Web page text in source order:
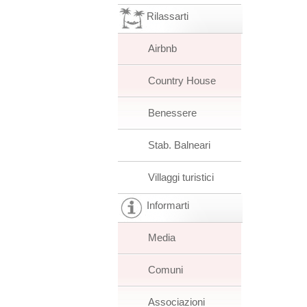
Rilassarti
Airbnb
Country House
Benessere
Stab. Balneari
Villaggi turistici
Informarti
Media
Comuni
Associazioni